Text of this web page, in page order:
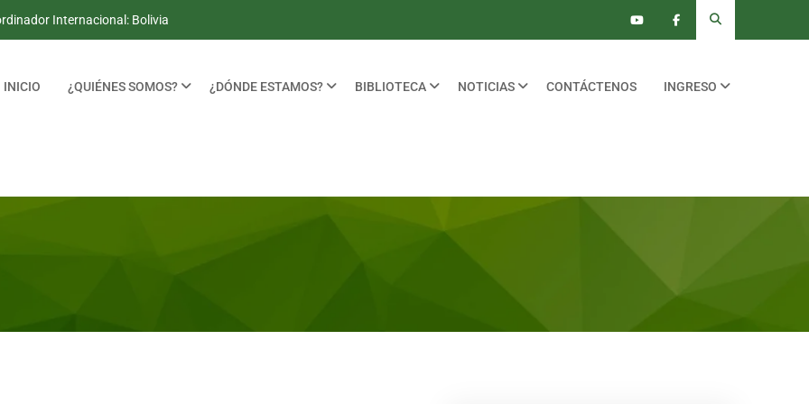
Internacional: Bolivia
INICIO ¿QUIÉNES SOMOS? ¿DÓNDE ESTAMOS? BIBLIOTECA NOTICIAS CONTÁCTENOS INGRESO